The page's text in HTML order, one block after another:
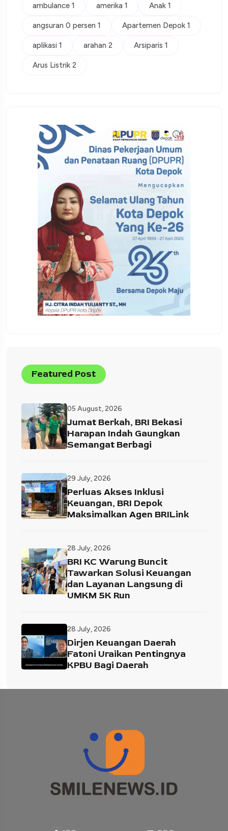
ambulance 1 amerika 1 Anak 1
angsuran 0 persen 1 Apartemen Depok 1
aplikasi 1 arahan 2 Arsiparis 1
Arus Listrik 2
Featured Post
05 August, 2026
Jumat Berkah, BRI Bekasi
Harapan Indah Gaungkan
Semangat Berbagi
29 July, 2026
Perluas Akses Inklusi
Keuangan, BRI Depok
Maksimalkan Agen BRILink
28 July, 2026
BRI KC Warung Buncit
Tawarkan Solusi Keuangan
dan Layanan Langsung di
UMKM 5K Run
28 July, 2026
Dirjen Keuangan Daerah
Fatoni Uraikan Pentingnya
KPBU Bagi Daerah